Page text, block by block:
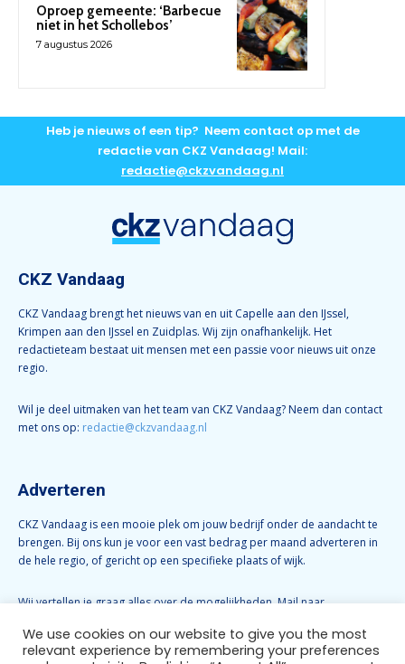
Oproep gemeente: ‘Barbecue
niet in het Schollebos’
7 augustus 2026
Heb je nieuws of een tip? Neem contact op met de
redactie van CKZ Vandaag! Mail:
redactie@ckzvandaag.nl
CKZ Vandaag
CKZ Vandaag brengt het nieuws van en uit Capelle aan den IJssel,
Krimpen aan den IJssel en Zuidplas. Wij zijn onafhankelijk. Het
redactieteam bestaat uit mensen met een passie voor nieuws uit onze
regio.
Wil je deel uitmaken van het team van CKZ Vandaag? Neem dan contact
met ons op: redactie@ckzvandaag.nl
Adverteren
CKZ Vandaag is een mooie plek om jouw bedrijf onder de aandacht te
brengen. Bij ons kun je voor een vast bedrag per maand adverteren in
de hele regio, of gericht op een specifieke plaats of wijk.
Wij vertellen je graag alles over de mogelijkheden. Mail naar
We use cookies on our website to give you the most
relevant experience by remembering your preferences